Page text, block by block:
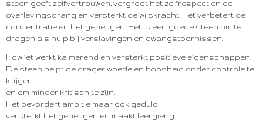
steen geeft zelfvertrouwen, vergroot het zelfrespect en de
overlevingsdrang en versterkt de wilskracht. Het verbetert de
concentratie en het geheugen. Het is een goede steen om te
dragen als hulp bij verslavingen en dwangstoornissen.
Howliet werkt kalmerend en versterkt positieve eigenschappen.
De steen helpt de drager woede en boosheid onder controle te
krijgen
en om minder kritisch te zijn.
Het bevordert ambitie maar ook geduld,
versterkt het geheugen en maakt leergierig.